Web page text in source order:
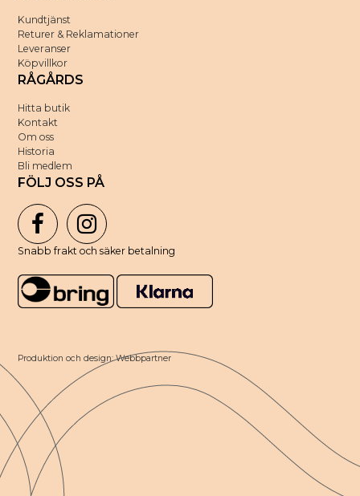
Kundtjänst
Returer & Reklamationer
Leveranser
Köpvillkor
RÅGÅRDS
Hitta butik
Kontakt
Om oss
Historia
Bli medlem
FÖLJ OSS PÅ
Snabb frakt och säker betalning
Produktion och design: Webbpartner